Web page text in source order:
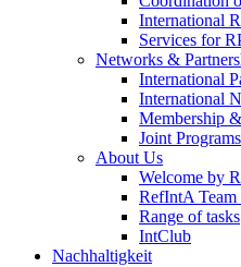
International
Services for
Networks &
International
International
Membership
Joint Programs
About Us
Welcome by
RefIntA Team
Range of tasks
IntClub
Nachhaltigkeit